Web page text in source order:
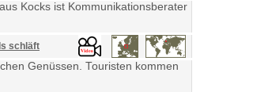
Kocks ist Kommunikationsberater
schläft
Genüssen. Touristen kommen